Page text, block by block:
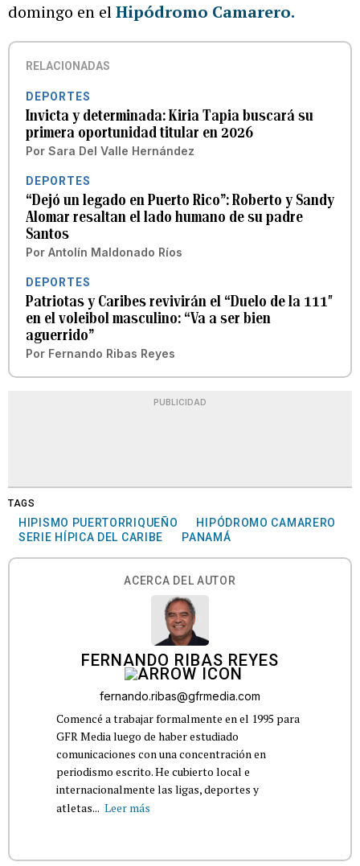
domingo en elHipódromo Camarero.
RELACIONADAS
DEPORTES
Invicta y determinada: Kiria Tapia buscará su
primera oportunidad titular en 2026
Por Sara Del Valle Hernández
DEPORTES
“Dejó un legado en Puerto Rico”: Roberto y Sandy
Alomar resaltan el lado humano de su padre
Santos
Por Antolín Maldonado Ríos
DEPORTES
Patriotas y Caribes revivirán el “Duelo de la 111″
en el voleibol masculino: “Va a ser bien
aguerrido”
Por Fernando Ribas Reyes
PUBLICIDAD
TAGS
HIPISMO PUERTORRIQUEÑO
HIPÓDROMO CAMARERO
SERIE HÍPICA DEL CARIBE
PANAMÁ
ACERCA DEL AUTOR
FERNANDO RIBAS REYES
fernando.ribas@gfrmedia.com
Comencé a trabajar formalmente en el 1995 para
GFR Media luego de haber estudiado
comunicaciones con una concentración en
periodismo escrito. He cubierto local e
internacionalmente las ligas, deportes y
atletas... Leer más